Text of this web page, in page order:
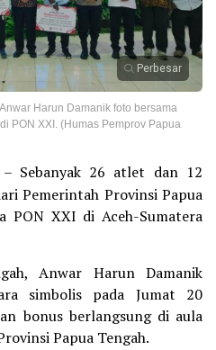
Perbesar
Harun Damanik foto bersama
PON XXI. (Humas Pemprov Papua
– Sebanyak 26 atlet dan 12
Pemerintah Provinsi Papua
PON XXI di Aceh-Sumatera
Anwar Harun Damanik
simbolis pada Jumat 20
bonus berlangsung di aula
Papua Tengah.